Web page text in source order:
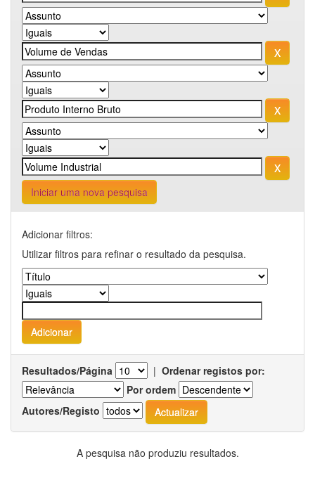
Iniciar uma nova pesquisa
Adicionar filtros:
Utilizar filtros para refinar o resultado da pesquisa.
Resultados/Página | Ordenar registos por:
Por ordem
Autores/Registo
A pesquisa não produziu resultados.